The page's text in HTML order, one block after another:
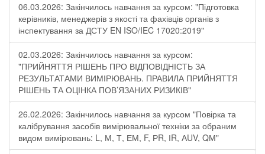
06.03.2026: Закінчилось навчання за курсом: "Підготовка
керівників, менеджерів з якості та фахівців органів з
інспектування за ДСТУ EN ISO/IEC 17020:2019"
02.03.2026: Закінчилось навчання за курсом:
"ПРИЙНЯТТЯ РІШЕНЬ ПРО ВІДПОВІДНІСТЬ ЗА
РЕЗУЛЬТАТАМИ ВИМІРЮВАНЬ. ПРАВИЛА ПРИЙНЯТТЯ
РІШЕНЬ ТА ОЦІНКА ПОВ’ЯЗАНИХ РИЗИКІВ"
26.02.2026: Закінчилось навчання за курсом "Повірка та
калібрування засобів вимірювальної техніки за обраним
видом вимірювань: L, М, Т, ЕМ, F, РR, ІR, АUV, QМ"